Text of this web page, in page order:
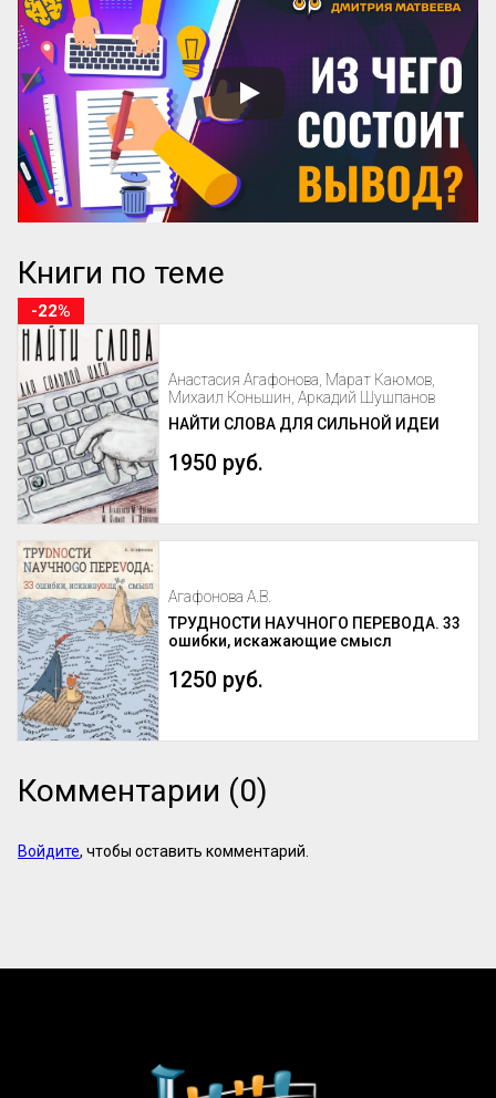
Книги по теме
Анастасия Агафонова, Марат Каюмов,
Михаил Коньшин, Аркадий Шушпанов
НАЙТИ СЛОВА ДЛЯ СИЛЬНОЙ ИДЕИ
1950 руб.
-22%
Агафонова А.В.
ТРУДНОСТИ НАУЧНОГО ПЕРЕВОДА. 33
ошибки, искажающие смысл
1250 руб.
Комментарии (0)
Войдите, чтобы оставить комментарий.